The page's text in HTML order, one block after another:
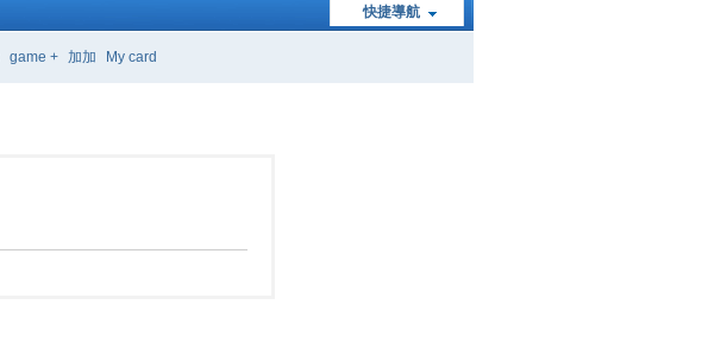
快捷導航
game + 加加 My card